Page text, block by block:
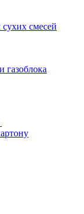
смесей
газоблока